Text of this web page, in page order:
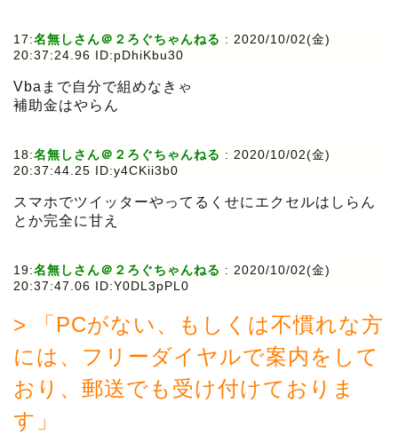
17:名無しさん＠２ろぐちゃんねる : 2020/10/02(金)
20:37:24.96 ID:pDhiKbu30
Vbaまで自分で組めなきゃ
補助金はやらん
18:名無しさん＠２ろぐちゃんねる : 2020/10/02(金)
20:37:44.25 ID:y4CKii3b0
スマホでツイッターやってるくせにエクセルはしらん
とか完全に甘え
19:名無しさん＠２ろぐちゃんねる : 2020/10/02(金)
20:37:47.06 ID:Y0DL3pPL0
> 「PCがない、もしくは不慣れな方
には、フリーダイヤルで案内をして
おり、郵送でも受け付けておりま
す」